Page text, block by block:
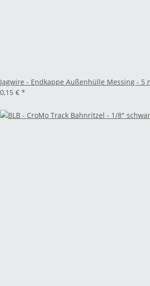
Jagwire - Endkappe Außenhülle Messing - 5
0,15 € *